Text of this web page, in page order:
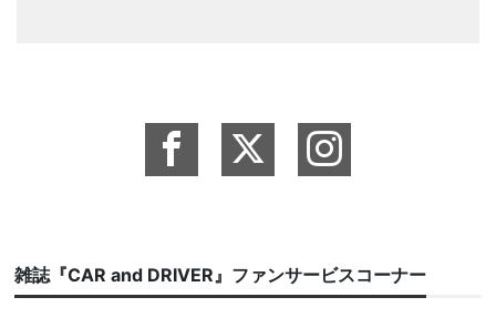
雑誌『CAR and DRIVER』ファンサービスコーナー